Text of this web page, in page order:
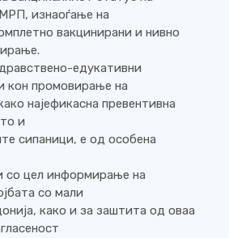
изнаоѓање на
вакцинирани и нивно
едукативни
кон промовирање на
најефикасна превентивна
и
сипаници, е од особена
со цел информирање на
со мали
како и за заштита од оваа